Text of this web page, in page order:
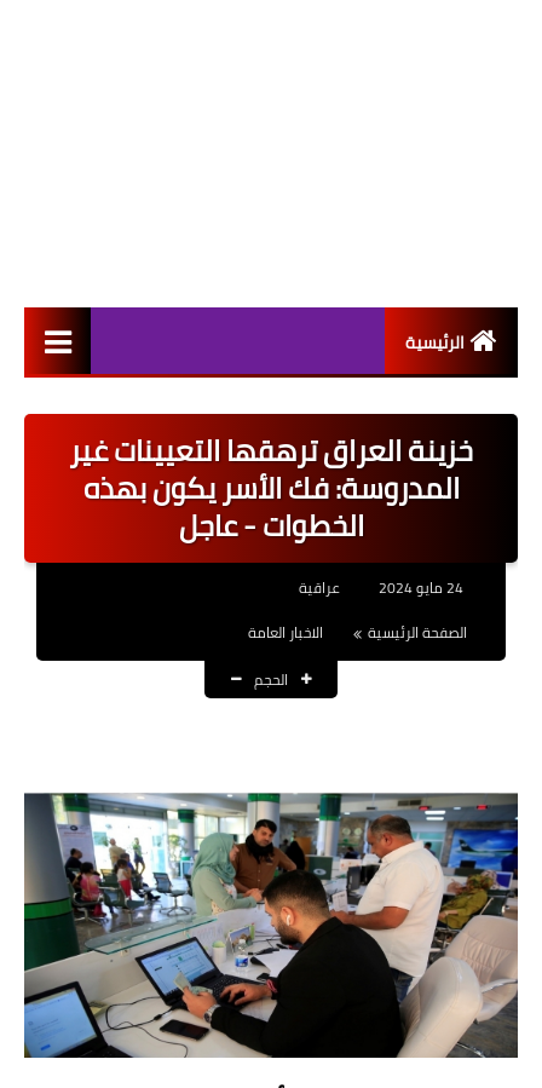
الرئيسية
اخبار القطاع العام
اخبار القطاع الخاص
نتائج التعيينات
الرواتب والقروض
القروض والسلف
المنح المالية
قطع الاراضي
اخبار العراق
الاخبار السياسية
خزينة العراق ترهقها التعيينات غير
المدروسة: فك الأسر يكون بهذه
الخطوات - عاجل
24 مايو 2024
عراقية
الصفحة الرئيسية
الاخبار العامة
الحجم